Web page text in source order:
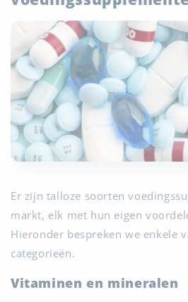
Er zijn talloze soorten
markt, elk met hun eigen
Hieronder bespreken we enkele
categorieën.
Vitaminen en mineralen